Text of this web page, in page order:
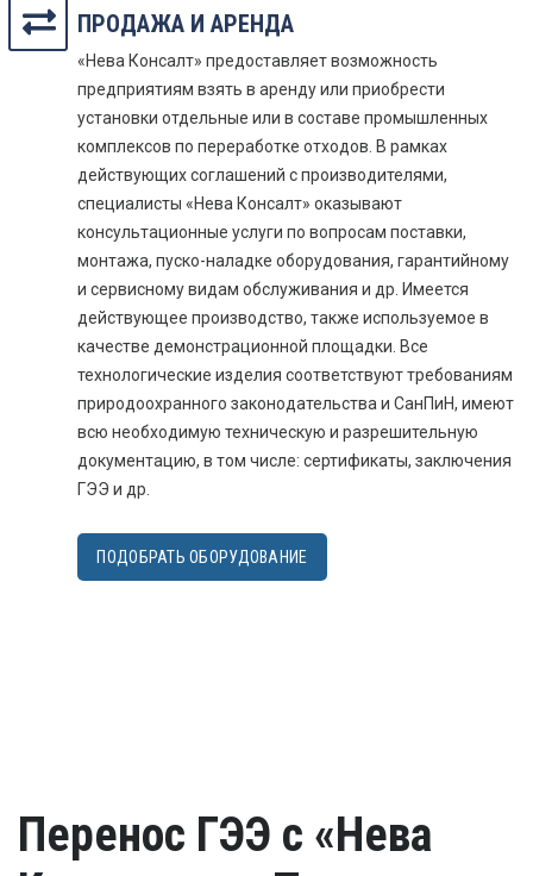
ПРОДАЖА И АРЕНДА
«Нева Консалт» предоставляет возможность
предприятиям взять в аренду или приобрести
установки отдельные или в составе промышленных
комплексов по переработке отходов. В рамках
действующих соглашений с производителями,
специалисты «Нева Консалт» оказывают
консультационные услуги по вопросам поставки,
монтажа, пуско-наладке оборудования, гарантийному
и сервисному видам обслуживания и др. Имеется
действующее производство, также используемое в
качестве демонстрационной площадки. Все
технологические изделия соответствуют требованиям
природоохранного законодательства и СанПиН, имеют
всю необходимую техническую и разрешительную
документацию, в том числе: сертификаты, заключения
ГЭЭ и др.
ПОДОБРАТЬ ОБОРУДОВАНИЕ
Перенос ГЭЭ с «Нева